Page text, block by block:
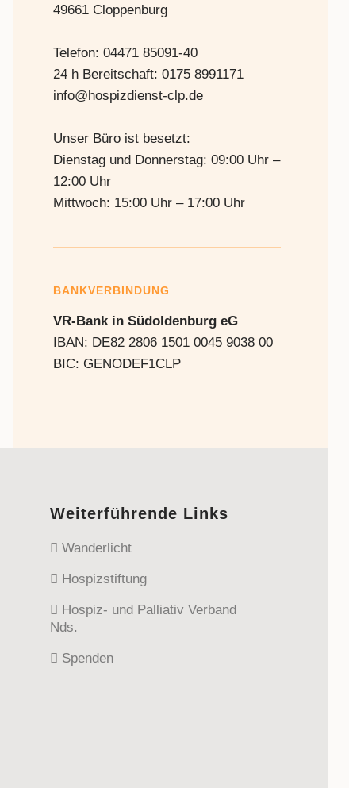
49661 Cloppenburg
Telefon: 04471 85091-40
24 h Bereitschaft: 0175 8991171
info@hospizdienst-clp.de
Unser Büro ist besetzt:
Dienstag und Donnerstag: 09:00 Uhr –
12:00 Uhr
Mittwoch: 15:00 Uhr – 17:00 Uhr
BANKVERBINDUNG
VR-Bank in Südoldenburg eG
IBAN: DE82 2806 1501 0045 9038 00
BIC: GENODEF1CLP
Weiterführende Links
Wanderlicht
Hospizstiftung
Hospiz- und Palliativ Verband
Nds.
Spenden